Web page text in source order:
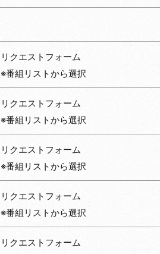
リクエストフォーム
※番組リストから選択
リクエストフォーム
※番組リストから選択
リクエストフォーム
※番組リストから選択
リクエストフォーム
※番組リストから選択
リクエストフォーム